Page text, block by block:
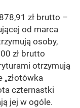
zł brutto –
od marca
osoby,
zł brutto
otrzymują
„złotówka
czternastki
jej w ogóle.